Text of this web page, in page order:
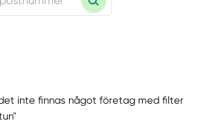
inte finnas något företag med filter